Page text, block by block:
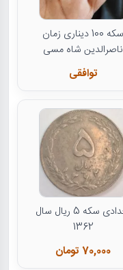
سکه 100 دیناری زمان
ناصرالدین شاه مسی
توافقی
تعدادی سکه 5 ریال سال
1362
70,000 تومان